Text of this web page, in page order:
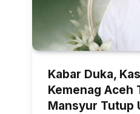
Kabar Duka,
Kemenag Aceh
Mansyur Tutup